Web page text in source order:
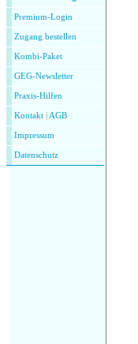
Premium-Login
Zugang bestellen
Kombi-Paket
GEG-Newsletter
Praxis-Hilfen
Kontakt AGB
Impressum
Datenschutz